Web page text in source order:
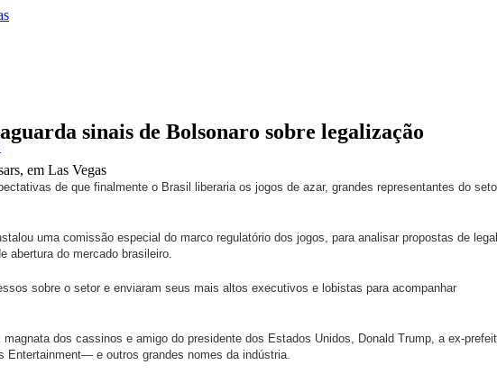
sinais de Bolsonaro sobre legalização
em Las Vegas
de que finalmente o Brasil liberaria os jogos de azar, grandes representantes do
uma comissão especial do marco regulatório dos jogos, para analisar propostas de
abertura do mercado brasileiro.
sobre o setor e enviaram seus mais altos executivos e lobistas para acompanhar
dos cassinos e amigo do presidente dos Estados Unidos, Donald Trump, a ex-
Entertainment— e outros grandes nomes da indústria.